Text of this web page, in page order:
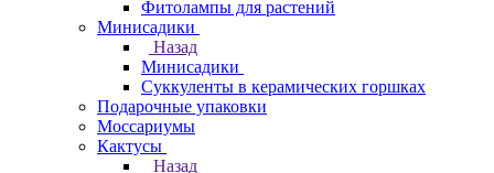
Фитолампы для растений
Минисадики
Назад
Минисадики
Суккуленты в керамических горшках
Подарочные упаковки
Моссариумы
Кактусы
Назад